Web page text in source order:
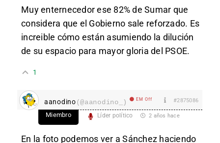
Muy enternecedor ese 82% de Sumar que
considera que el Gobierno sale reforzado. Es
increible cómo están asumiendo la dilución
de su espacio para mayor gloria del PSOE.
1
aanodino(@aanodino_) EM Off #2875086
Miembro Líder político 2 años hace
En la foto podemos ver a Sánchez haciendo